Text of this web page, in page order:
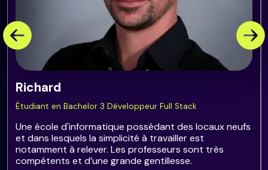
Richard
Étudiant en Bachelor 3 Développeur Full Stack
Une école d'informatique possédant des locaux neufs
et dans lesquels la simplicité à travailler est
notamment à relever. Les professeurs sont très
compétents et d’une grande gentillesse.